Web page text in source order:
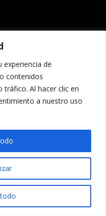
experiencia de
contenidos
tráfico. Al hacer clic en
a nuestro uso